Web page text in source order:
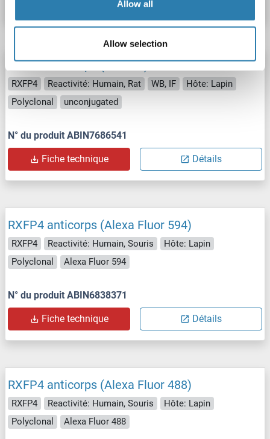
Allow all
Allow selection
RXFP4 anticorps (C-Term)
RXFP4 Reactivité: Humain, Rat WB, IF
Hôte: Lapin
Polyclonal
unconjugated
N° du produit ABIN7686541
Fiche technique Détails
RXFP4 anticorps (Alexa Fluor 594)
RXFP4 Reactivité: Humain, Souris
Hôte: Lapin
Polyclonal
Alexa Fluor 594
N° du produit ABIN6838371
Fiche technique Détails
RXFP4 anticorps (Alexa Fluor 488)
RXFP4 Reactivité: Humain, Souris
Hôte: Lapin
Polyclonal
Alexa Fluor 488